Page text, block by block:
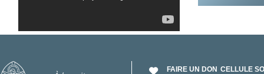
FAIRE UN DON CELLULE